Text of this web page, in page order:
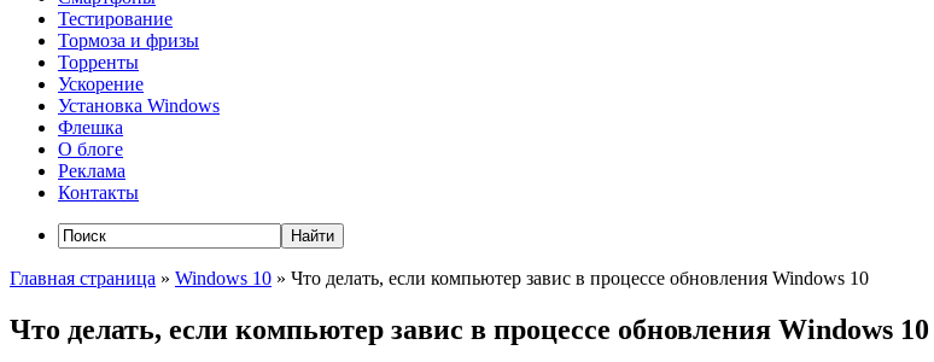
Тестирование
Тормоза и фризы
Торренты
Ускорение
Установка Windows
Флешка
О блоге
Реклама
Контакты
Главная страница » Windows 10 » Что делать, если компьютер завис в процессе обновления Windows 10
Что делать, если компьютер завис в процессе обновления Windows 10